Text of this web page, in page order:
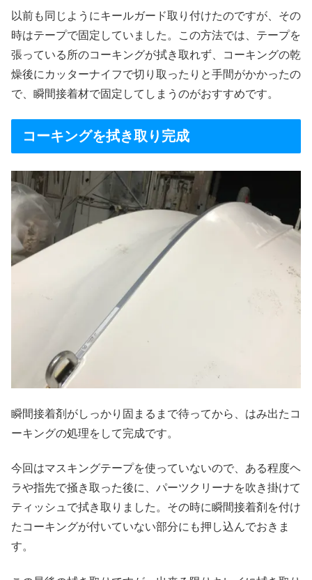
以前も同じようにキールガード取り付けたのですが、その
時はテープで固定していました。この方法では、テープを
張っている所のコーキングが拭き取れず、コーキングの乾
燥後にカッターナイフで切り取ったりと手間がかかったの
で、瞬間接着材で固定してしまうのがおすすめです。
コーキングを拭き取り完成
瞬間接着剤がしっかり固まるまで待ってから、はみ出たコ
ーキングの処理をして完成です。
今回はマスキングテープを使っていないので、ある程度ヘ
ラや指先で掻き取った後に、パーツクリーナを吹き掛けて
ティッシュで拭き取りました。その時に瞬間接着剤を付け
たコーキングが付いていない部分にも押し込んでおきま
す。